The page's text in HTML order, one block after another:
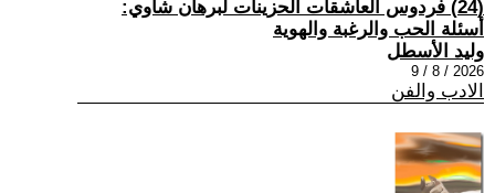
(24) فردوس العاشقات الحزينات لبرهان شاوي:
أسئلة الحب والرغبة والهوية
وليد الأسطل
2026 / 8 / 9
الادب والفن